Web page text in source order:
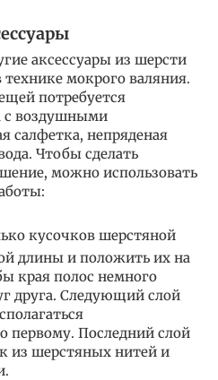
аксессуары из шерсти
мокрого валяния.
потребуется
с воздушными
салфетка, непряденая
Чтобы сделать
можно использовать
кусочков шерстяной
длины и положить их на
края полос немного
друга. Следующий слой
первому. Последний слой
из шерстяных нитей и